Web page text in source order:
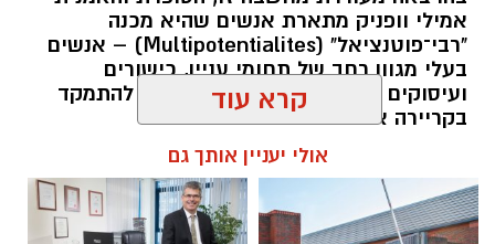
אמילי וופניק מתארת אנשים שהיא מכנה
"רבי־פוטנציאל" (Multipotentialites) – אנשים
בעלי מגוון רחב של תחומי עניין, כישורים
ועיסוקים שונים לאורך חייהם, במקום להתמקד
בקריירה אחת בלבד.
האם גם אתם כאלה?
להאזנה לתוכן:
קרא עוד
אולי יעניין אותך גם